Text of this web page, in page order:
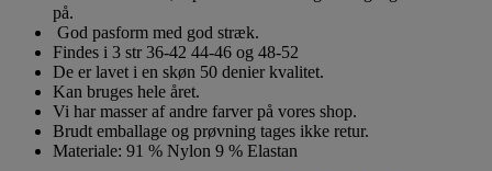
på.
God pasform med god stræk.
Findes i 3 str 36-42 44-46 og 48-52
De er lavet i en skøn 50 denier kvalitet.
Kan bruges hele året.
Vi har masser af andre farver på vores shop.
Brudt emballage og prøvning tages ikke retur.
Materiale: 91 % Nylon 9 % Elastan